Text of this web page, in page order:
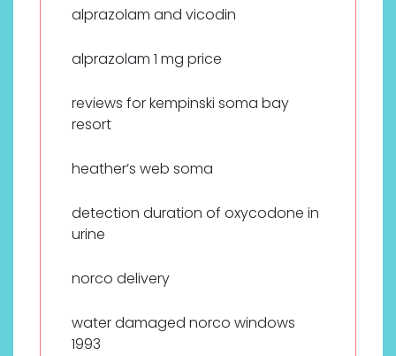
alprazolam and vicodin
alprazolam 1 mg price
reviews for kempinski soma bay
resort
heather’s web soma
detection duration of oxycodone in
urine
norco delivery
water damaged norco windows
1993